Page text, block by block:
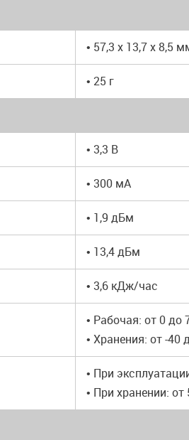
• 57,3 x 13,7 x 8,5
• 25 г
• 3,3 В
• 300 мА
• 1,9 дБм
• 13,4 дБм
• 3,6 кДж/час
• Рабочая: от 0 до
• Хранения: от -40
• При
• При хранении: от